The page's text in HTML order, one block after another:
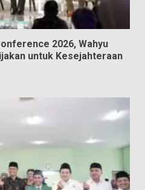
2026, Wahyu
untuk Kesejahteraan